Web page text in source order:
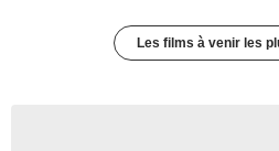
Les films à venir les